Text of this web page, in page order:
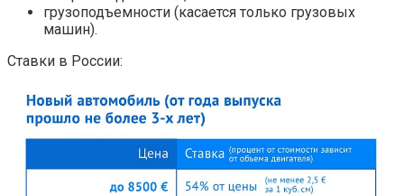
грузоподъемности (касается только грузовых
машин).
Ставки в России: